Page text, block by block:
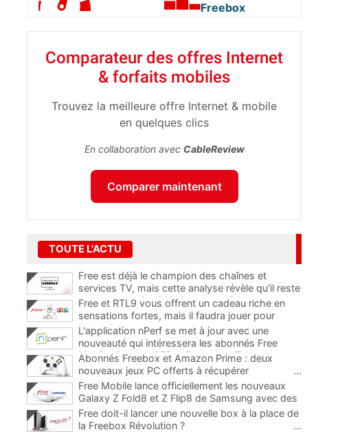
Freebox
Comparateur des offres Internet
& forfaits mobiles
Trouvez la meilleure offre Internet & mobile
en quelques clics
En collaboration avec CableReview
Comparer maintenant
TOUTE L'ACTU
Free est déjà le champion des chaînes et
services TV, mais cette analyse révèle qu'il reste
encore au moins 141 ajouts possibles
Free et RTL9 vous offrent un cadeau riche en
sensations fortes, mais il faudra jouer pour
l'obtenir
L'application nPerf se met à jour avec une
nouveauté qui intéressera les abonnés Free
Mobile, Orange, SFR et Bouygues Telecom
Abonnés Freebox et Amazon Prime : deux
nouveaux jeux PC offerts à récupérer
...
Free Mobile lance officiellement les nouveaux
Galaxy Z Fold8 et Z Flip8 de Samsung avec des
promos et des cadeaux
...
Free doit-il lancer une nouvelle box à la place de
la Freebox Révolution ?
...